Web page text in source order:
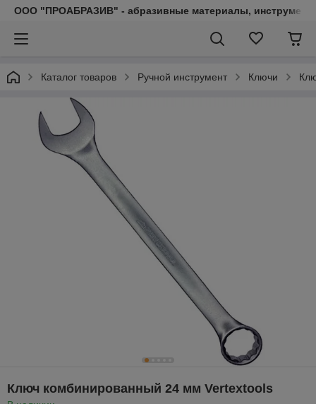
ООО "ПРОАБРАЗИВ" - абразивные материалы, инструмент,
Каталог товаров Ручной инструмент Ключи
Ключ комбинированный 24 мм Vertextools